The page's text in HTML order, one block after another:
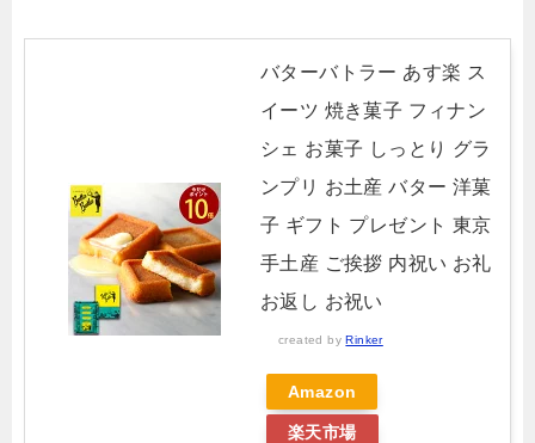
バターバトラー あす楽 ス
イーツ 焼き菓子 フィナン
シェ お菓子 しっとり グラ
ンプリ お土産 バター 洋菓
子 ギフト プレゼント 東京
手土産 ご挨拶 内祝い お礼
お返し お祝い
created byRinker
Amazon
楽天市場